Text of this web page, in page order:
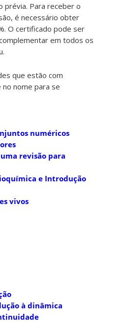
prévia. Para receber o
é necessário obter
O certificado pode ser
em todos os
que estão com
nome para se
numéricos
revisão para
e Introdução
vivos
à dinâmica